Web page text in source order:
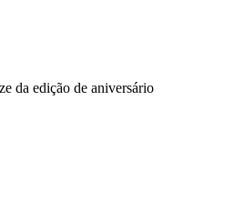
da edição de aniversário